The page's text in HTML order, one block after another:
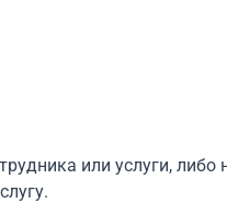
или услуги, либо